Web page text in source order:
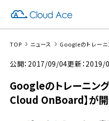
TOP ニュース
公開：2017/09/04更新：2019/
Googleのトレーニン
Cloud OnBoard】が